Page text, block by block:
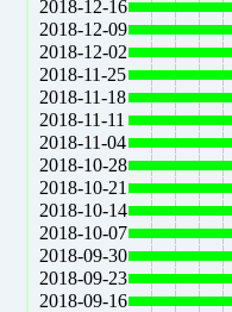
2018-12-16
2018-12-09
2018-12-02
2018-11-25
2018-11-18
2018-11-11
2018-11-04
2018-10-28
2018-10-21
2018-10-14
2018-10-07
2018-09-30
2018-09-23
2018-09-16